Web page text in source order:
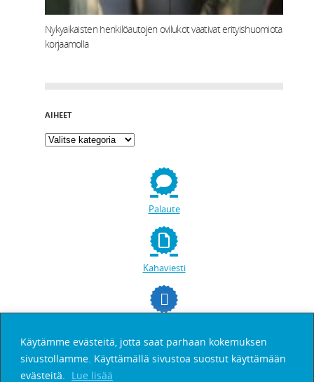
Käytämme evästeitä, jotta saat parhaan kokemuksen
sivustollamme. Käyttämällä sivustoa suostut käyttämään
evästeitä.
Lue lisää
Nykyaikaisten henkilöautojen ovilukot vaativat erityishuomiota
korjaamolla
AIHEET
Palaute
Kahaviesti